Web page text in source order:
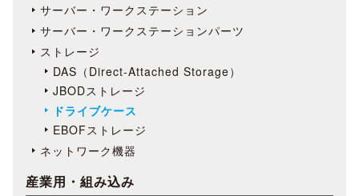
サーバー・ワークステーション
サーバー・ワークステーションパーツ
ストレージ
DAS（Direct-Attached Storage）
JBODストレージ
ドライブケース
EBOFストレージ
ネットワーク機器
産業用・組み込み